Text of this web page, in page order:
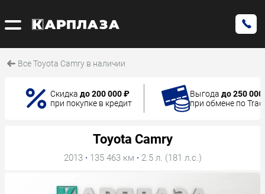
Все Toyota Camry в наличии
Скидка до 200 000 ₽
при покупке в кредит
Выгода до 250
при обмене по
Toyota Camry
2013 · 135 463 км · 2.5 л. (181 л.с.)